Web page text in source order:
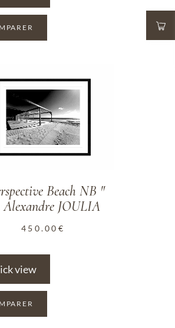
Beach NB "
JOULIA
450.00 €
view